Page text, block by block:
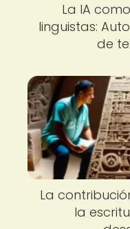
La IA
linguistas:
de
La
la